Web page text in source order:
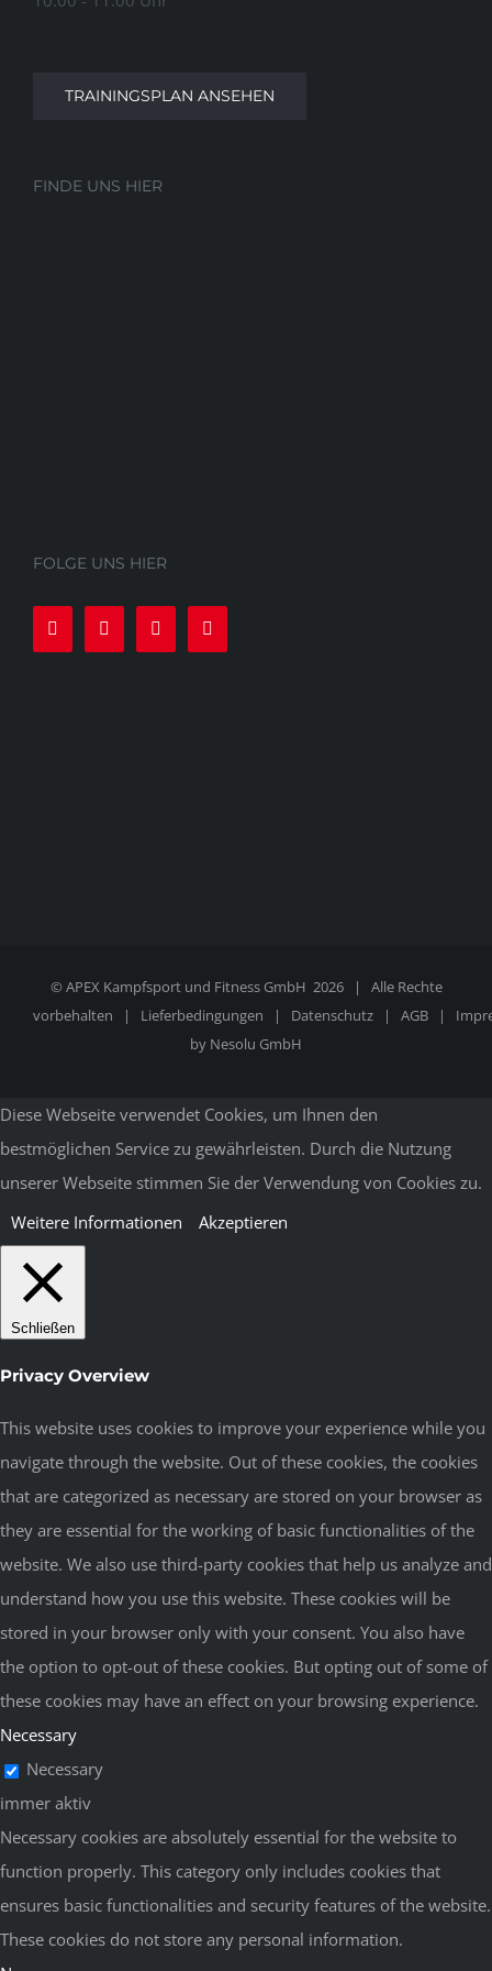
TRAININGSPLAN ANSEHEN
FINDE UNS HIER
FOLGE UNS HIER
© APEX Kampfsport und Fitness GmbH 2026 | Alle Rechte
vorbehalten | Lieferbedingungen | Datenschutz | AGB |
by Nesolu GmbH
Diese Webseite verwendet Cookies, um Ihnen den
bestmöglichen Service zu gewährleisten. Durch die Nutzung
unserer Webseite stimmen Sie der Verwendung von Cookies zu.
Weitere Informationen
Akzeptieren
Schließen
Privacy Overview
This website uses cookies to improve your experience while you
navigate through the website. Out of these cookies, the cookies
that are categorized as necessary are stored on your browser as
they are essential for the working of basic functionalities of the
website. We also use third-party cookies that help us analyze and
understand how you use this website. These cookies will be
stored in your browser only with your consent. You also have
the option to opt-out of these cookies. But opting out of some of
these cookies may have an effect on your browsing experience.
Necessary
Necessary
immer aktiv
Necessary cookies are absolutely essential for the website to
function properly. This category only includes cookies that
ensures basic functionalities and security features of the website.
These cookies do not store any personal information.